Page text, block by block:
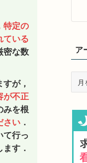
特定の
ている
密な数
が，
が不正
みを根
さい．
て行っ
す．
ア
イ